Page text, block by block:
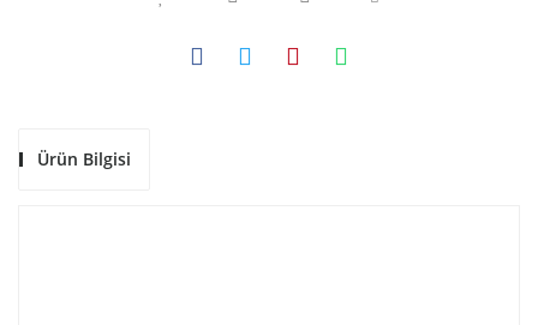
Ürün Bilgisi